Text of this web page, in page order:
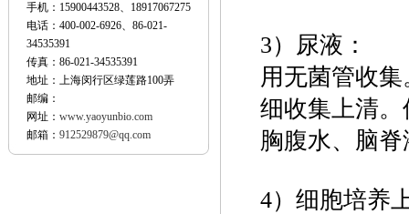
手机：15900443528、18917067275
电话：400-002-6926、86-021-
34535391
传真：86-021-34535391
地址：上海闵行区绿莲路100弄
邮编：
网址： www.yaoyunbio.com
邮箱： 912529879@qq.com
3）尿液：
用无菌管收集
细收集上清
胸腹水、脑
4）细胞培养